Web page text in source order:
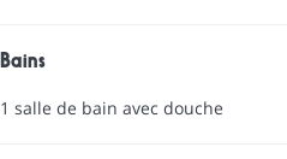
Bains
1 salle de bain avec douche